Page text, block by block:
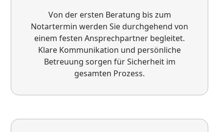
Top Service von VS Immobilien Service! Sehr
Von der ersten Beratung bis zum
Notartermin werden Sie durchgehend von
einem festen Ansprechpartner begleitet.
Klare Kommunikation und persönliche
Betreuung sorgen für Sicherheit im
gesamten Prozess.